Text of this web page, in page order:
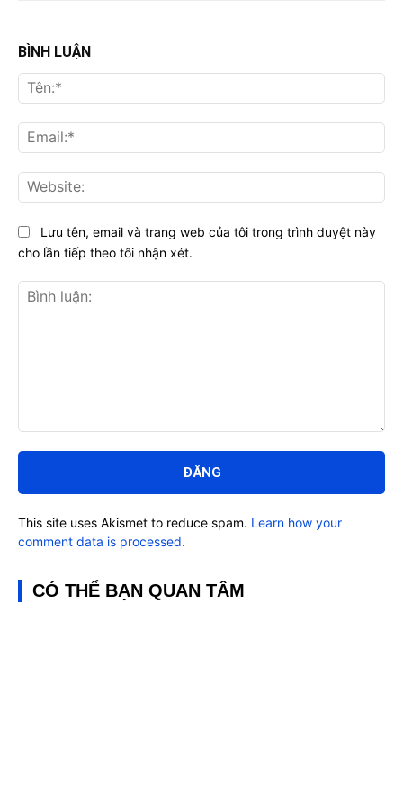
BÌNH LUẬN
luận:
Lưu tên, email và trang web của tôi trong trình duyệt này
cho lần tiếp theo tôi nhận xét.
This site uses Akismet to reduce spam. Learn how your
comment data is processed.
CÓ THỂ BẠN QUAN TÂM